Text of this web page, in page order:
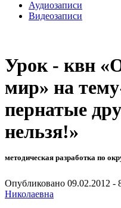
Аудиозаписи
Видеозаписи
Урок - квн
мир» на
пернатые
нельзя!»
методическая разработка по
Опубликовано 09.02.2012 -
Николаевна